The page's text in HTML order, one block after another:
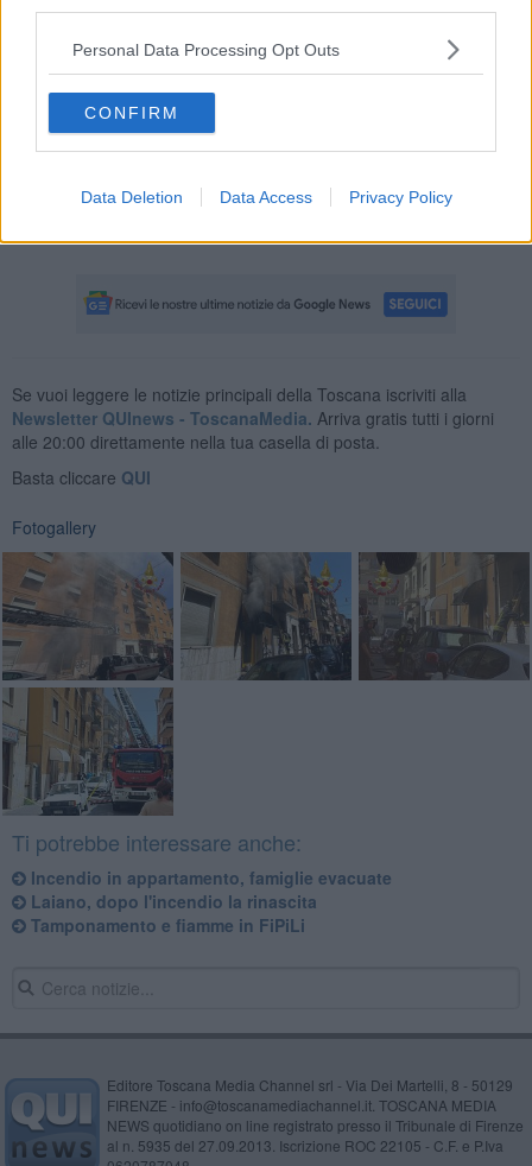
Personal Data Processing Opt Outs
CONFIRM
Data Deletion Data Access Privacy Policy
Se vuoi leggere le notizie principali della Toscana iscriviti alla
Newsletter QUInews - ToscanaMedia. Arriva gratis tutti i giorni
alle 20:00 direttamente nella tua casella di posta.
Basta cliccare QUI
Fotogallery
Ti potrebbe interessare anche:
Incendio in appartamento, famiglie evacuate
Laiano, dopo l'incendio la rinascita
Tamponamento e fiamme in FiPiLi
Editore Toscana Media Channel srl - Via Dei Martelli, 8 - 50129
FIRENZE - info@toscanamediachannel.it. TOSCANA MEDIA
NEWS quotidiano on line registrato presso il Tribunale di Firenze
al n. 5935 del 27.09.2013. Iscrizione ROC 22105 - C.F. e P.Iva